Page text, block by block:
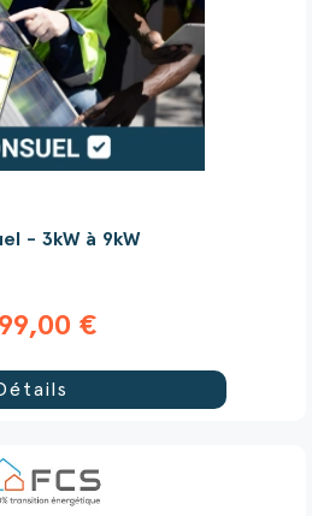
- 3kW à 9kW
€